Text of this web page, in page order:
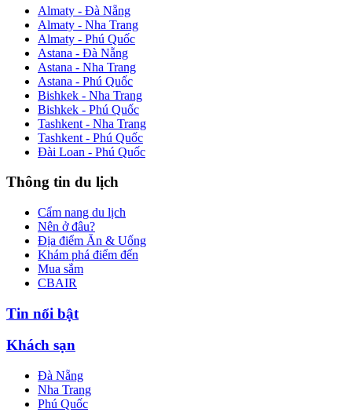
Almaty - Đà Nẵng
Almaty - Nha Trang
Almaty - Phú Quốc
Astana - Đà Nẵng
Astana - Nha Trang
Astana - Phú Quốc
Bishkek - Nha Trang
Bishkek - Phú Quốc
Tashkent - Nha Trang
Tashkent - Phú Quốc
Đài Loan - Phú Quốc
Thông tin du lịch
Cẩm nang du lịch
Nên ở đâu?
Địa điểm Ăn & Uống
Khám phá điểm đến
Mua sắm
CBAIR
Tin nổi bật
Khách sạn
Đà Nẵng
Nha Trang
Phú Quốc